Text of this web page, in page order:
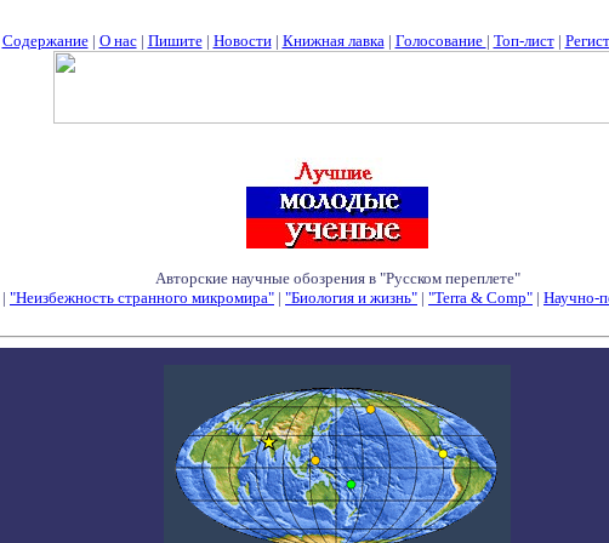
Содержание| О нас| Пишите| Новости| Книжная лавка| Голосование | Топ-лист|
Авторские научные обозрения в "Русском переплете"
| "Неизбежность странного микромира" | "Биология и жизнь" | "Terra & Comp" | Научно-